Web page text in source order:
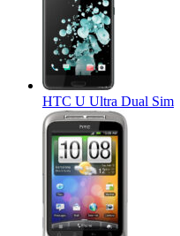
HTC U Ultra Dual Sim